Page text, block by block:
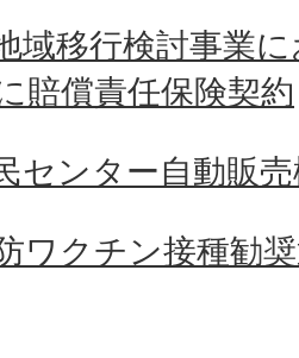
域移行検討事業
賠償責任保険契約
センター自動販
ワクチン接種勧